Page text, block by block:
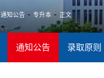
通知公告 - 专升本 - 正文
通知公告 录取原则